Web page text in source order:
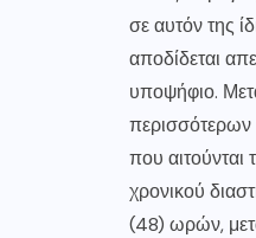
σε αυτόν της
αποδίδεται
υποψήφιο.
που αιτούνται
χρονικού
(48) ωρών,